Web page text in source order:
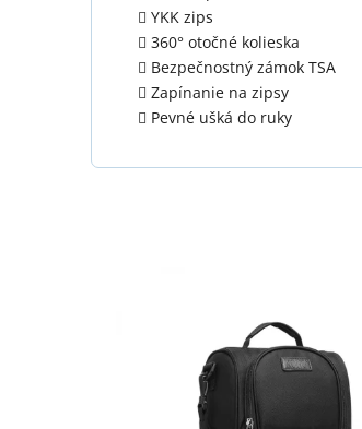
YKK zips
360° otočné kolieska
Bezpečnostný zámok TSA
Zapínanie na zipsy
Pevné ušká do ruky